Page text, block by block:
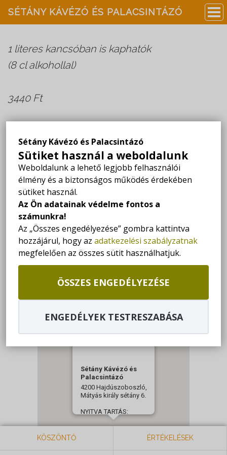
Sétány Kávézó és Palacsintázó
Sütiket használ a weboldalunk
Weboldalunk a lehető legjobb felhasználói
élmény és a biztonságos működés érdekében
sütiket használ.
Az Ön adatainak védelme fontos a
számunkra!
Az „Összes engedélyezése” gombra kattintva
hozzájárul, hogy az adatkezelési szabályzatnak
megfelelően az összes sütit használhatjuk.
ÖSSZES ENGEDÉLYEZÉSE
ENGEDÉLYEK TESTRESZABÁSA
SÉTÁNY KÁVÉZÓ ÉS PALACSINTÁZÓ
1 literes kancsóban is kaphatók
(8 cl alkohollal)
3440 Ft
SÉTÁNY KÁVÉZÓ ÉS PALACSINTÁZÓ
4200 Hajdúszoboszló,
Mátyás király sétány 6.
NYITVA TARTÁS:
Hétfő - Vasárnap: 09:00-23:00
GET DIRECTIONS
+36 30/634-2117
Sétány Kávézó és
Palacsintázó
4200 Hajdúszoboszló,
Mátyás király sétány 6.
NYITVA TARTÁS:
Hétfő - Vasárnap: 09:00-
23:00
KÖSZÖNTŐ ÉRTÉKELÉSEK